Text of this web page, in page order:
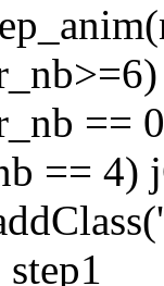
==
== 4)